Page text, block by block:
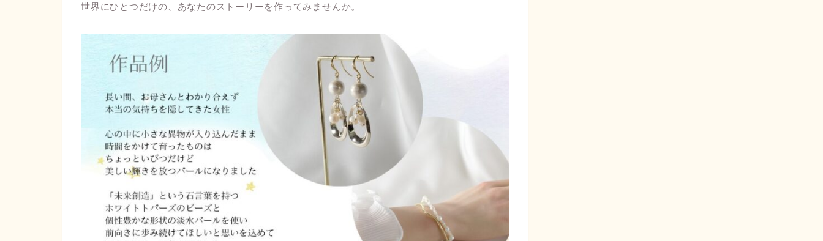
世界にひとつだけの、あなたのストーリーを作ってみませんか。